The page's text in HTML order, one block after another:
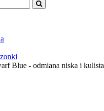
Blue - odmiana niska i kulista